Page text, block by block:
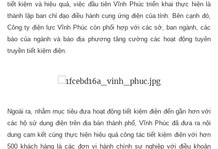
tiết kiệm và hiệu quả, việc đầu tiên Vĩnh Phúc triển khai thực hiện là
thành lập ban chỉ đạo điều hành cung ứng điện của tỉnh. Bên cạnh đó,
Công ty điện lực Vĩnh Phúc còn phối hợp với các sở, ban ngành, các
báo của ngành và báo địa phương tăng cường các hoạt động tuyên
truyền tiết kiệm điện.
Ngoài ra, nhằm mục tiêu đưa hoạt động tiết kiệm điện đến gần hơn với
các hộ sử dụng điện trên địa bàn thành phố, Vĩnh Phúc đã đưa ra nội
dung cam kết cùng thực hiện hiệu quả công tác tiết kiệm điện với hơn
500 khách hàng là các đơn vị hành chính sự nghiệp với điều khoản